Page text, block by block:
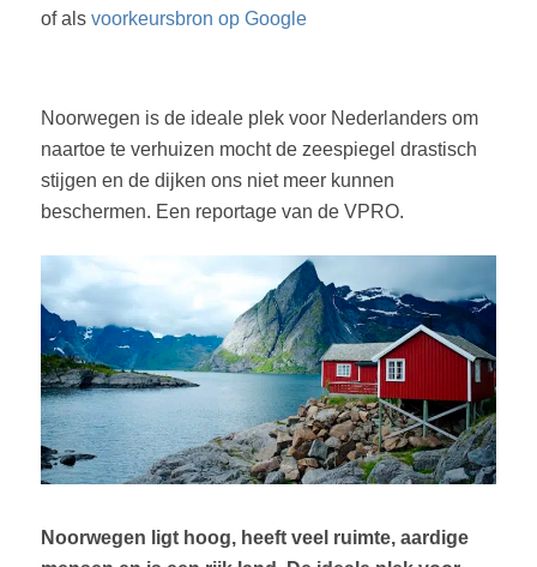
of als voorkeursbron op Google
Noorwegen is de ideale plek voor Nederlanders om
naartoe te verhuizen mocht de zeespiegel drastisch
stijgen en de dijken ons niet meer kunnen
beschermen. Een reportage van de VPRO.
Noorwegen ligt hoog, heeft veel ruimte, aardige